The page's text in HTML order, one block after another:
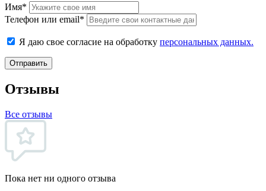
Имя*
Телефон или email*
Я даю свое согласие на обработку персональных данных.
Отправить
Отзывы
Все отзывы
Пока нет ни одного отзыва